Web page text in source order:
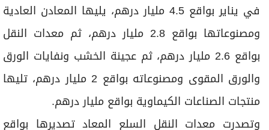
في يناير بواقع 4.5 مليار درهم، يليها المعادن العادية
ومصنوعاتها بواقع 2.8 مليار درهم، ثم معدات النقل
بواقع 2.6 مليار درهم، ثم عجينة الخشب ونفايات الورق
والورق المقوى ومصنوعاته بواقع 2 مليار درهم، تليها
منتجات الصناعات الكيماوية بواقع مليار درهم.
وتصدرت معدات النقل السلع المعاد تصديرها بواقع